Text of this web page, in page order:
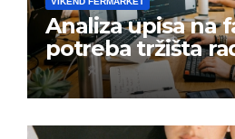
Analiza upisa na
potreba tržišta